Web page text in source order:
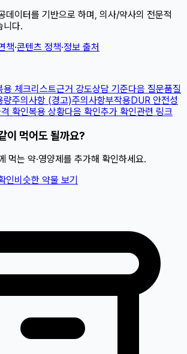
데이터를 기반으로 하며, 의사/약사의 전문적
니다.
책·콘텐츠 정책·정보 출처
용 체크리스트근거 강도상담 기준다음 질문품질
량주의사항 (경고)주의사항부작용DUR 안전성
확인복용 상황다음 확인추가 확인관련 링크
이 먹어도 될까요?
먹는 약·영양제를 추가해 확인하세요.
인비슷한 약물 보기